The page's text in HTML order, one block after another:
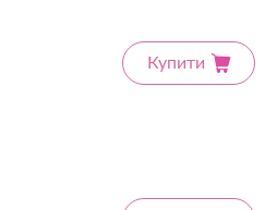
Купити